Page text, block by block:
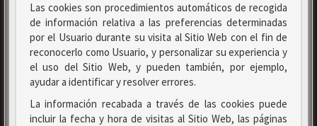
Las cookies son procedimientos automáticos de recogida
de información relativa a las preferencias determinadas
por el Usuario durante su visita al Sitio Web con el fin de
reconocerlo como Usuario, y personalizar su experiencia y
el uso del Sitio Web, y pueden también, por ejemplo,
ayudar a identificar y resolver errores.
La información recabada a través de las cookies puede
incluir la fecha y hora de visitas al Sitio Web, las páginas